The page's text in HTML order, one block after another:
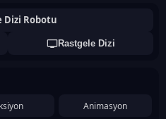
Dizi Robotu
Rastgele Dizi
Animasyon